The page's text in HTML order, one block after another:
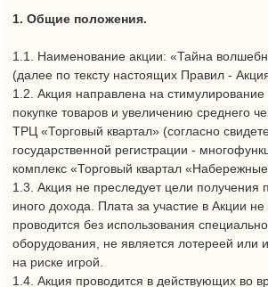
ТРЦ «Торговый квартал» (согласно свидетельству о
государственной регистрации - многофункциональный
1.3. Акция не преследует цели получения прибыли, либо
проводится без использования специального лотерейного
оборудования, не является лотереей или иной, основанной
1.4. Акция проводится в действующих во время проведения
Акции магазинах и торговых точках ТРЦ «Торговый квартал»,
расположенном по адресу: Российская Федерация,
за исключением магазинов и торговых точек, указанных в п.
7.2. настоящим Правил.
2. Организатор Акции.
АО «Торговый квартал Набережные Челны» (далее –
Адрес места нахождения: 423822, Республика Татарстан,
город Набережные Челны, проспект Мира, дом 3;